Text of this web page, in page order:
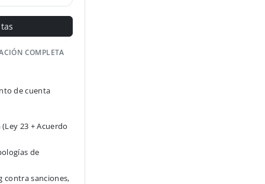
COMPLETA
de cuenta
23 + Acuerdo
de
contra sanciones,